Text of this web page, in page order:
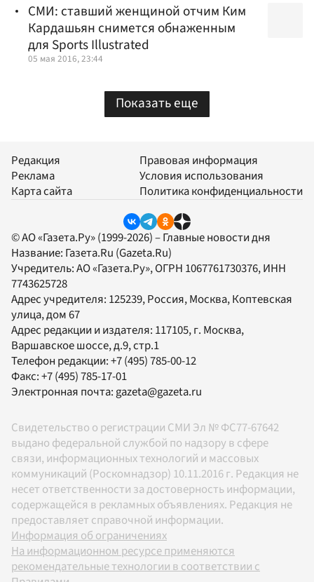
СМИ: ставший женщиной отчим Ким
Кардашьян снимется обнаженным
для Sports Illustrated
05 мая 2016, 23:44
Показать еще
Редакция
Реклама
Карта сайта
Правовая информация
Условия использования
Политика конфиденциальности
© АО «Газета.Ру» (1999-2026) – Главные новости дня
Название: Газета.Ru (Gazeta.Ru)
Учредитель:АО «Газета.Ру», ОГРН 1067761730376, ИНН
7743625728
Адрес учредителя: 125239, Россия, Москва, Коптевская
улица, дом 67
Адрес редакции и издателя: 117105, г. Москва,
Варшавское шоссе, д.9, стр.1
Телефон редакции:+7 (495) 785-00-12
Факс:+7 (495) 785-17-01
Электронная почта:gazeta@gazeta.ru
Свидетельство о регистрации СМИ Эл № ФС77-67642
выдано федеральной службой по надзору в сфере
связи, информационных технологий и массовых
коммуникаций (Роскомнадзор) 10.11.2016 г. Редакция не
несет ответственности за достоверность информации,
содержащейся в рекламных объявлениях. Редакция не
предоставляет справочной информации.
Информация об ограничениях
На информационном ресурсе применяются
рекомендательные технологии в соответствии с